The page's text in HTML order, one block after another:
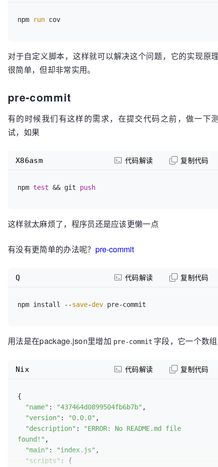
npm run
对于自定义脚本，这样就可以解决这个问题，它的实现原
很简单，但却非常实用。
pre-commit
有的时候我们有这样的需求，在提交代码之前，做一下
试，如果
npm test && git push
X86asm 代码解读 复制代码
这样就太麻烦了，程序员还是应该更懒一点
有没有更简单的办法呢？ pre-commit
npm install --save-dev
Q 代码解读 复制代码
用法是在package.json里增加 pre-commit 字段，它一个数组
{
"name" : "437464d0899504fb6b7b" ,
"version" : "0.0.0" ,
"description" :
"ERROR: No README.md file
found!" ,
"main" : "index.js" ,
"scripts" : {
Nix 代码解读 复制代码